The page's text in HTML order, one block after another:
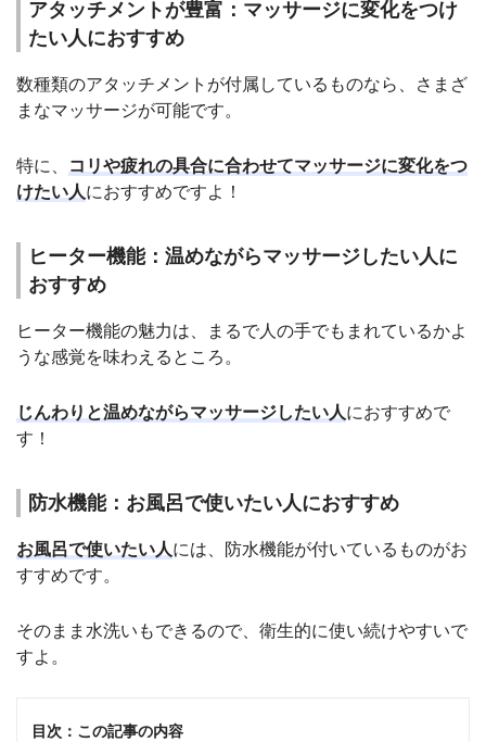
アタッチメントが豊富：マッサージに変化をつけ
たい人におすすめ
数種類のアタッチメントが付属しているものなら、さまざ
まなマッサージが可能です。
特に、 コリや疲れの具合に合わせてマッサージに変化をつ
けたい人におすすめですよ！
ヒーター機能：温めながらマッサージしたい人に
おすすめ
ヒーター機能の魅力は、まるで人の手でもまれているかよ
うな感覚を味わえるところ。
じんわりと温めながらマッサージしたい人におすすめで
す！
防水機能：お風呂で使いたい人におすすめ
お風呂で使いたい人には、防水機能が付いているものがお
すすめです。
そのまま水洗いもできるので、衛生的に使い続けやすいで
すよ。
目次：この記事の内容